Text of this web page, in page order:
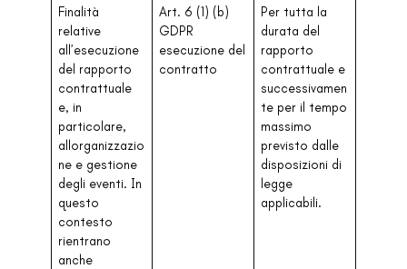
Finalità
relative
all’esecuzione
del rapporto
contrattuale
e, in
particolare,
allorganizzazio
ne e gestione
degli eventi. In
questo
contesto
rientrano
anche
Art. 6 (1) (b)
GDPR
esecuzione del
contratto
Per tutta la
durata del
rapporto
contrattuale e
successivamen
te per il tempo
massimo
previsto dalle
disposizioni di
legge
applicabili.